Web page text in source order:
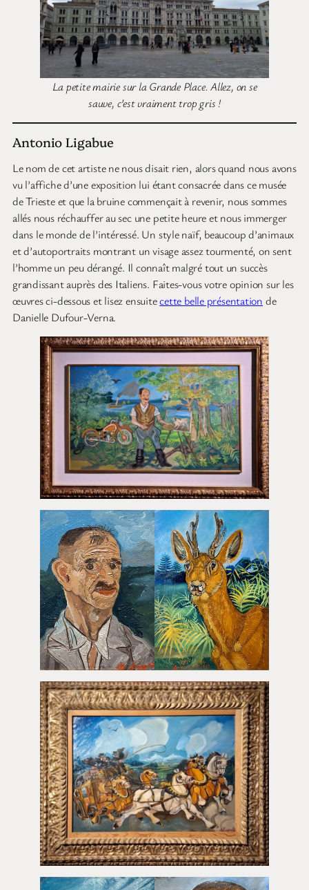
La petite mairie sur la Grande Place. Allez, on se
sauve, c’est vraiment trop gris !
Antonio Ligabue
Le nom de cet artiste ne nous disait rien, alors quand nous avons
vu l’affiche d’une exposition lui étant consacrée dans ce musée
de Trieste et que la bruine commençait à revenir, nous sommes
allés nous réchauffer au sec une petite heure et nous immerger
dans le monde de l’intéressé. Un style naïf, beaucoup d’animaux
et d’autoportraits montrant un visage assez tourmenté, on sent
l’homme un peu dérangé. Il connaît malgré tout un succès
grandissant auprès des Italiens. Faites-vous votre opinion sur les
œuvres ci-dessous et lisez ensuitecette belle présentation de
Danielle Dufour-Verna.